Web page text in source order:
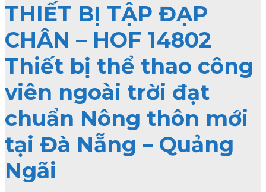
THIẾT BỊ TẬP ĐẠP
CHÂN – HOF 14802
Thiết bị thể thao công
viên ngoài trời đạt
chuẩn Nông thôn mới
tại Đà Nẵng – Quảng
Ngãi